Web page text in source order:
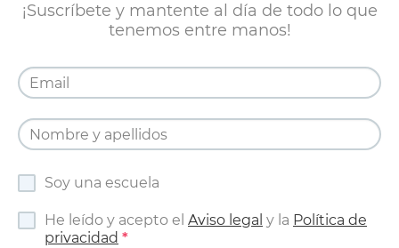
¡Suscríbete y mantente al día de todo lo que
tenemos entre manos!
Soy una escuela
He leído y acepto el Aviso legal y la Política de
privacidad